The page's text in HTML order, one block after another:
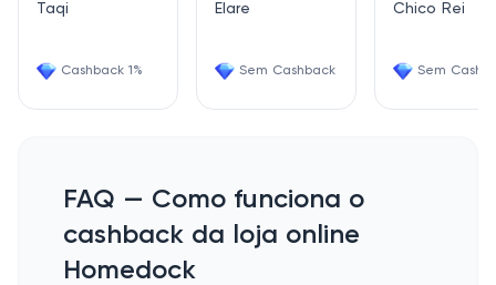
Taqi
Cashback 1%
Elare
Sem Cashback
Chico Rei
Sem
FAQ — Como funciona o
cashback da loja online
Homedock